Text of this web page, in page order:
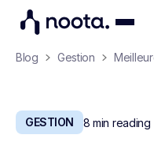
Blog Gestion
GESTION 8 min reading